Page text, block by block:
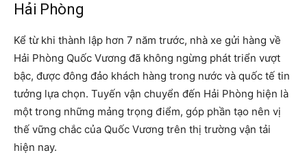
Hải Phòng
Kể từ khi thành lập hơn 7 năm trước, nhà xe gửi hàng về
Hải Phòng Quốc Vương đã không ngừng phát triển vượt
bậc, được đông đảo khách hàng trong nước và quốc tế tin
tưởng lựa chọn. Tuyến vận chuyển đến Hải Phòng hiện là
một trong những mảng trọng điểm, góp phần tạo nên vị
thế vững chắc của Quốc Vương trên thị trường vận tải
hiện nay.